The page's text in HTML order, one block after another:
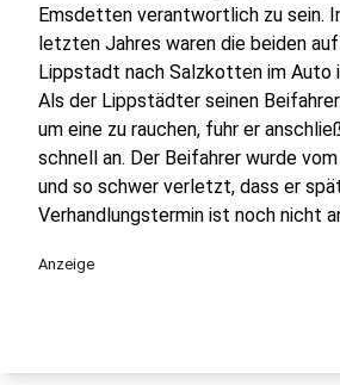
Emsdetten verantwortlich zu sein.
letzten Jahres waren die beiden
Lippstadt nach Salzkotten im Auto
Als der Lippstädter seinen
um eine zu rauchen, fuhr er
schnell an. Der Beifahrer wurde
und so schwer verletzt, dass er
Verhandlungstermin ist noch nicht
Anzeige